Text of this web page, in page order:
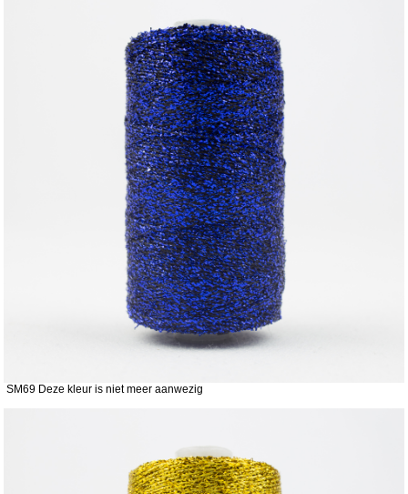
SM69 Deze kleur is niet meer aanwezig